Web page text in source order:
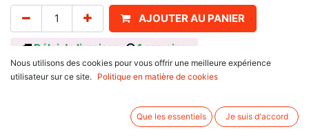
AJOUTER AU PANIER
Délai de livraison : 1 semaine
Pression: 5 Kg
Nous utilisons des cookies pour vous offrir une meilleure expérience
utilisateur sur ce site.
Politique en matière de cookies
Que les essentiels Je suis d'accord